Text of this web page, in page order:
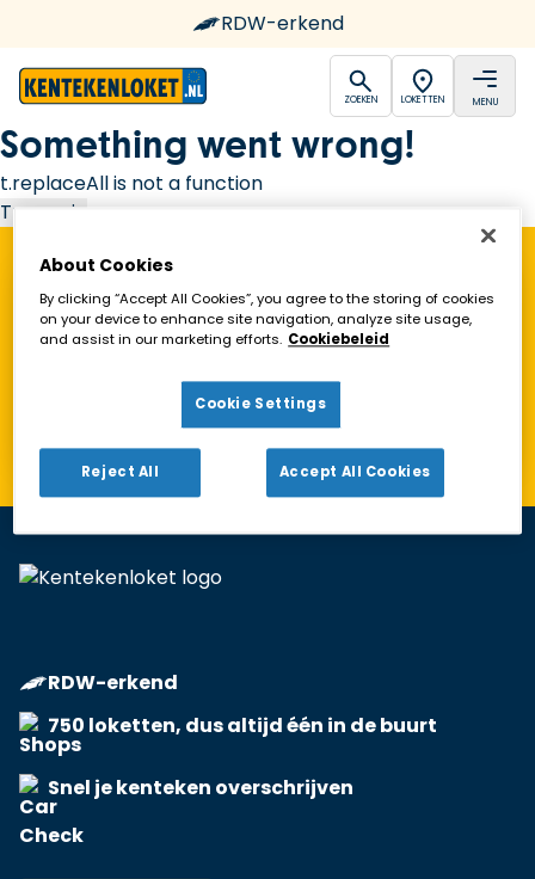
RDW-erkend
open
ZOEKEN LOKETTEN MENU
Something went wrong!
t.replaceAll is not a function
Try again
Vind een Kentekenloket in de buurt!
Toon alleen geopende loketten
RDW-erkend
750 loketten, dus altijd één in de buurt
Snel je kenteken overschrijven
About Cookies
By clicking “Accept All Cookies”, you agree to the storing of cookies
on your device to enhance site navigation, analyze site usage,
and assist in our marketing efforts. Cookiebeleid
Cookie Settings
Reject All Accept All Cookies